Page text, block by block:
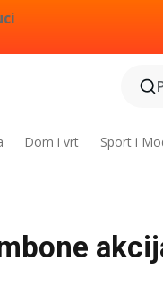
Dom i vrt Sport i